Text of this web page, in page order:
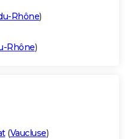
Rhône)
Rhône)
(Vaucluse)